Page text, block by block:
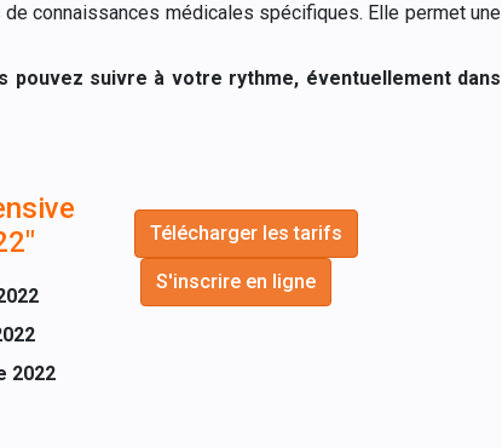
connaissances médicales spécifiques. Elle permet une
pouvez suivre à votre rythme, éventuellement dans
2022
Télécharger les tarifs
S'inscrire en ligne